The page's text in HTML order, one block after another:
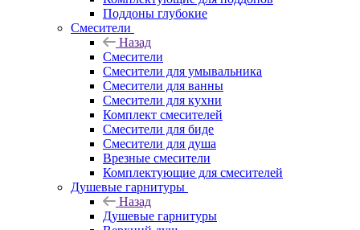
Поддоны глубокие
Смесители
Назад
Смесители
Смесители для умывальника
Смесители для ванны
Смесители для кухни
Комплект смесителей
Смесители для биде
Смесители для душа
Врезные смесители
Комплектующие для смесителей
Душевые гарнитуры
Назад
Душевые гарнитуры